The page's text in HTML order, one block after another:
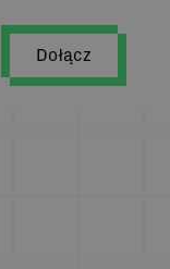
Dołącz